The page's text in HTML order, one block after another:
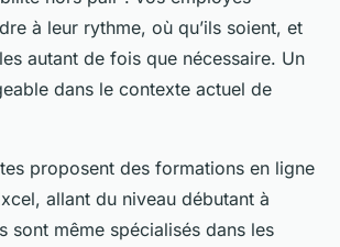
à leur rythme, où qu’ils soient, et
autant de fois que nécessaire. Un
dans le contexte actuel de
proposent des formations en ligne
allant du niveau débutant à
sont même spécialisés dans les